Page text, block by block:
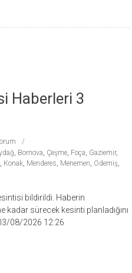
Haberleri 3
, Bornova, Çeşme, Foça, Gaziemir,
, Konak, Menderes, Menemen, Ödemiş,
bildirildi. Haberin
kadar sürecek kesinti planladığını
08/2026 12:26